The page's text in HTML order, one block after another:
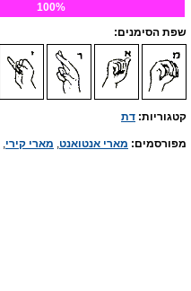
100%
שפת הסימנים:
קטגוריות: דת
מפורסמים: מארי אנטואנט, מארי קירי,